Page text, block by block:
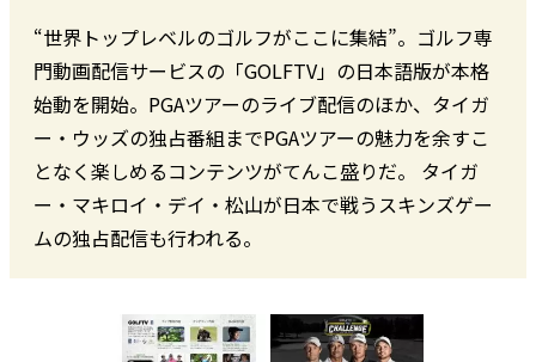
“世界トップレベルのゴルフがここに集結”。ゴルフ専
門動画配信サービスの「GOLFTV」の日本語版が本格
始動を開始。PGAツアーのライブ配信のほか、タイガ
ー・ウッズの独占番組までPGAツアーの魅力を余すこ
となく楽しめるコンテンツがてんこ盛りだ。 タイガ
ー・マキロイ・デイ・松山が日本で戦うスキンズゲー
ムの独占配信も行われる。